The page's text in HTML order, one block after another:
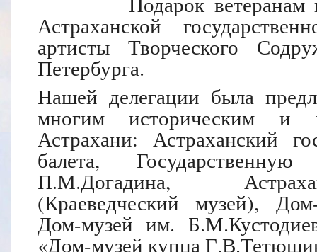
Астраханской
артисты Творческого
Петербурга.
Нашей делегации была
многим историческим и
Астрахани: Астраханский
балета,
П.М.Догадина,
(Краеведческий музей),
Дом-музей им.
«Дом-музей купца